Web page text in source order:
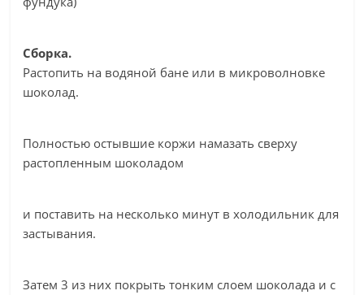
Сборка.
Растопить на водяной бане или в микроволновке
шоколад.
Полностью остывшие коржи намазать сверху
растопленным шоколадом
и поставить на несколько минут в холодильник для
застывания.
Затем 3 из них покрыть тонким слоем шоколада и с